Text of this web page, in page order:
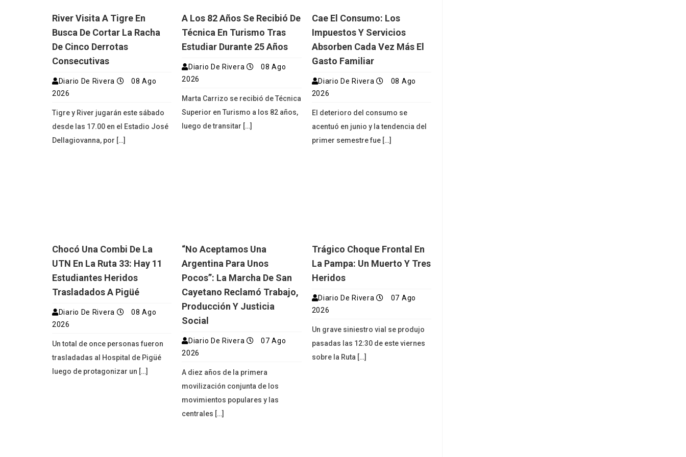
River Visita A Tigre En
Busca De Cortar La Racha
De Cinco Derrotas
Consecutivas
Diario De Rivera
08 Ago
2026
Tigre y River jugarán este sábado
desde las 17.00 en el Estadio José
Dellagiovanna, por […]
A Los 82 Años Se Recibió De
Técnica En Turismo Tras
Estudiar Durante 25 Años
Diario De Rivera
08 Ago
2026
Marta Carrizo se recibió de Técnica
Superior en Turismo a los 82 años,
luego de transitar […]
Cae El Consumo: Los
Impuestos Y Servicios
Absorben Cada Vez Más El
Gasto Familiar
Diario De Rivera
08 Ago
2026
El deterioro del consumo se
acentuó en junio y la tendencia del
primer semestre fue […]
Chocó Una Combi De La
UTN En La Ruta 33: Hay 11
Estudiantes Heridos
Trasladados A Pigüé
Diario De Rivera
08 Ago
2026
Un total de once personas fueron
trasladadas al Hospital de Pigüé
luego de protagonizar un […]
“No Aceptamos Una
Argentina Para Unos
Pocos”: La Marcha De San
Cayetano Reclamó Trabajo,
Producción Y Justicia
Social
Diario De Rivera
07 Ago
2026
A diez años de la primera
movilización conjunta de los
movimientos populares y las
centrales […]
Trágico Choque Frontal En
La Pampa: Un Muerto Y Tres
Heridos
Diario De Rivera
07 Ago
2026
Un grave siniestro vial se produjo
pasadas las 12:30 de este viernes
sobre la Ruta […]